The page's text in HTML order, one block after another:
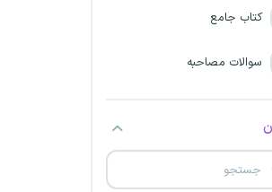
کتاب جامع
سوالات مصاحبه
سازمان ملی زمین و مسکن
فارس